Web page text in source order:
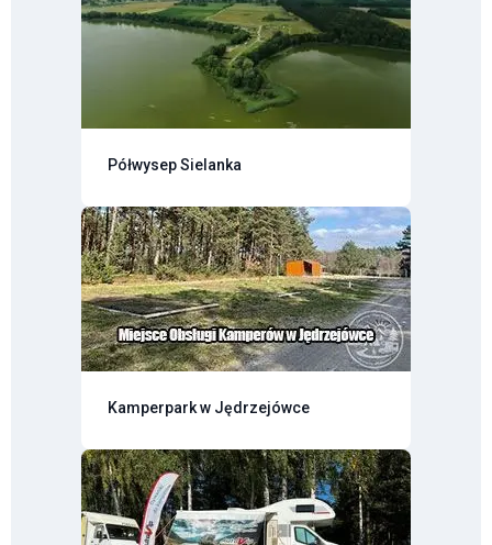
Półwysep Sielanka
Kamperpark w Jędrzejówce